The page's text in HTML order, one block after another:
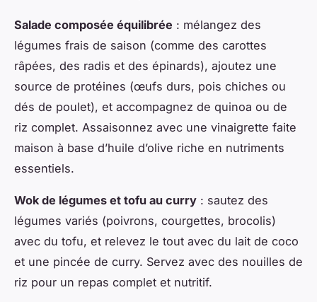
Salade composée équilibrée : mélangez des
légumes frais de saison (comme des carottes
râpées, des radis et des épinards), ajoutez une
source de protéines (œufs durs, pois chiches ou
dés de poulet), et accompagnez de quinoa ou de
riz complet. Assaisonnez avec une vinaigrette faite
maison à base d’huile d’olive riche en nutriments
essentiels.
Wok de légumes et tofu au curry : sautez des
légumes variés (poivrons, courgettes, brocolis)
avec du tofu, et relevez le tout avec du lait de coco
et une pincée de curry. Servez avec des nouilles de
riz pour un repas complet et nutritif.